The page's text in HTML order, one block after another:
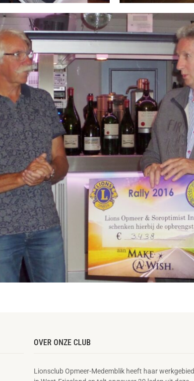
OVER ONZE CLUB
Lionsclub Opmeer-Medemblik heeft haar werkgebied